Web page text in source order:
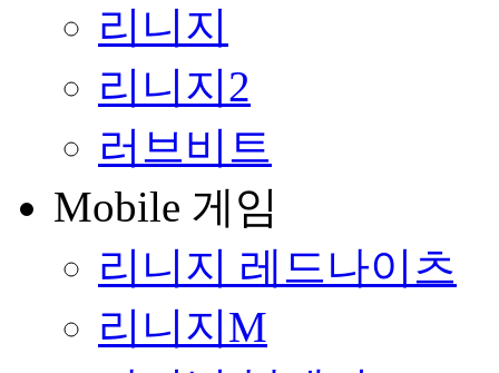
리니지
리니지2
러브비트
Mobile 게임
리니지 레드나이츠
리니지M